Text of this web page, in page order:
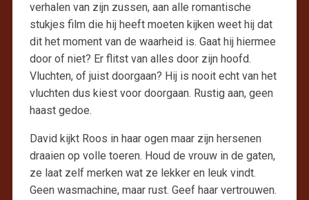
verhalen van zijn zussen, aan alle romantische
stukjes film die hij heeft moeten kijken weet hij dat
dit het moment van de waarheid is. Gaat hij hiermee
door of niet? Er flitst van alles door zijn hoofd.
Vluchten, of juist doorgaan? Hij is nooit echt van het
vluchten dus kiest voor doorgaan. Rustig aan, geen
haast gedoe.
David kijkt Roos in haar ogen maar zijn hersenen
draaien op volle toeren. Houd de vrouw in de gaten,
ze laat zelf merken wat ze lekker en leuk vindt.
Geen wasmachine, maar rust. Geef haar vertrouwen.